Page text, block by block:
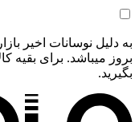
به دلیل نوسانات اخیر
بروز میباشد. برای بقیه
بگیرید.